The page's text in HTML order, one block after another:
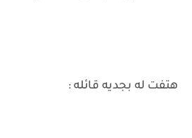
هتفت له بجديه قائله :